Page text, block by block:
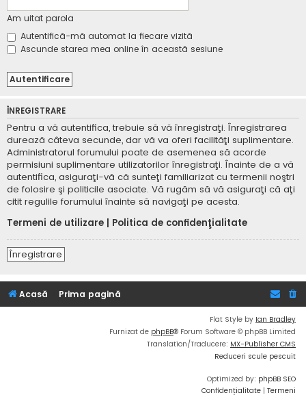
Am uitat parola
Autentifică-mă automat la fiecare vizită
Ascunde starea mea online în această sesiune
ÎNREGISTRARE
Pentru a vă autentifica, trebuie să vă înregistraţi. Înregistrarea
durează câteva secunde, dar vă va oferi facilităţi suplimentare.
Administratorul forumului poate de asemenea să acorde
permisiuni suplimentare utilizatorilor înregistraţi. Înainte de a vă
autentifica, asiguraţi-vă că sunteţi familiarizat cu termenii noştri
de folosire şi politicile asociate. Vă rugăm să vă asiguraţi că aţi
citit regulile forumului înainte să navigaţi pe acesta.
Termeni de utilizare
Politica de confidenţialitate
Înregistrare
Acasă Prima pagină
Flat Style by Ian Bradley
Furnizat de phpBB® Forum Software © phpBB Limited
Translation/Traducere: MX-Publisher CMS
Reduceri scule pescuit
Optimized by: phpBB SEO
Confidențialitate | Termeni